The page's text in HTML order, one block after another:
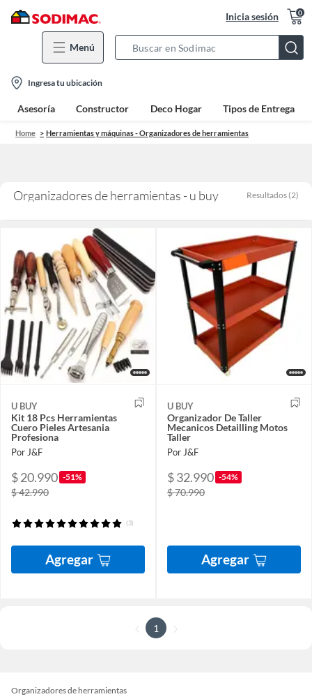
Inicia sesión 0
Menú
Bar
location-
icon
Ingresa tu ubicación
Asesoría Constructor Deco Hogar Tipos de Entrega
Home Herramientas y máquinas - Organizadores de herramientas
Organizadores de herramientas - u buy Resultados (2)
U BUY
Kit 18 Pcs Herramientas
Cuero Pieles Artesania
Profesiona
Por J&F
$ 20.990 -51%
$ 42.990
(3)
Agregar
U BUY
Organizador De Taller
Mecanicos Detailling Motos
Taller
Por J&F
$ 32.990 -54%
$ 70.990
Agregar
1
Organizadores de herramientas